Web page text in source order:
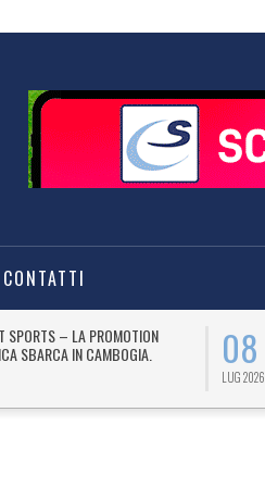
CONTATTI
SPORTS – LA PROMOTION
SBARCA IN CAMBOGIA.
08
LUG 2026